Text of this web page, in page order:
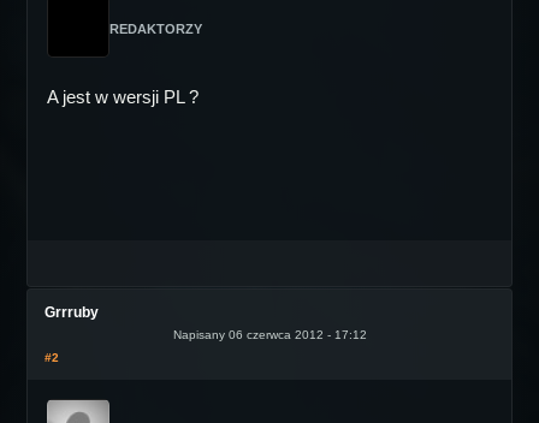
REDAKTORZY
A jest w wersji PL ?
Grrruby
Napisany 06 czerwca 2012 - 17:12
#2